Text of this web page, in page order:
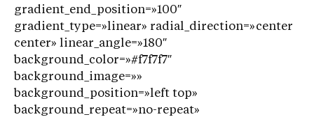
gradient_end_position=»100″
gradient_type=»linear» radial_direction=»center
center» linear_angle=»180″
background_color=»#f7f7f7″
background_image=»»
background_position=»left top»
background_repeat=»no-repeat»